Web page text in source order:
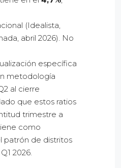
(Idealista,
abril 2026). No
específica
metodología
al cierre
que estos ratios
trimestre a
como
patrón de distritos
2026.